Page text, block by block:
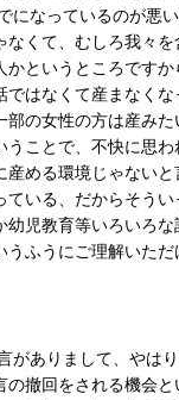
になっているのが悪
くて、むしろ我々
かというところです
ではなくて産まなく
部の女性の方は産み
ことで、不快に思
産める環境じゃない
いる、だからそう
幼児教育等いろいろ
ふうにご理解いただ
がありまして、やは
の撤回をされる機会